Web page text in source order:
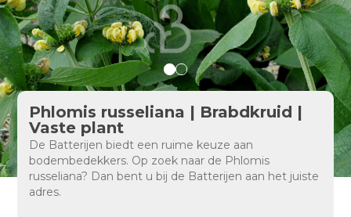
Phlomis russeliana | Brabdkruid |
Vaste plant
De Batterijen biedt een ruime keuze aan
bodembedekkers. Op zoek naar de Phlomis
russeliana? Dan bent u bij de Batterijen aan het juiste
adres.